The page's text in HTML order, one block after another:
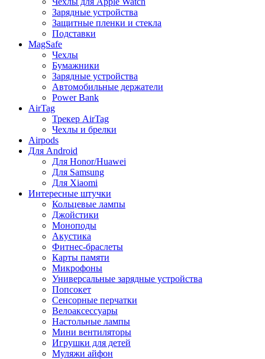
Зарядные устройства
Защитные пленки и стекла
Подставки
MagSafe
Чехлы
Бумажники
Зарядные устройства
Автомобильные держатели
Power Bank
AirTag
Трекер AirTag
Чехлы и брелки
Airpods
Для Android
Для Honor/Huawei
Для Samsung
Для Xiaomi
Интересные штучки
Кольцевые лампы
Джойстики
Моноподы
Акустика
Фитнес-браслеты
Карты памяти
Микрофоны
Универсальные зарядные устройства
Попсокет
Сенсорные перчатки
Велоаксессуары
Настольные лампы
Мини вентиляторы
Игрушки для детей
Муляжи айфон